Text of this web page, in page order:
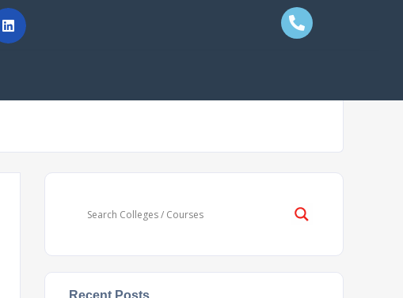
Recent Posts